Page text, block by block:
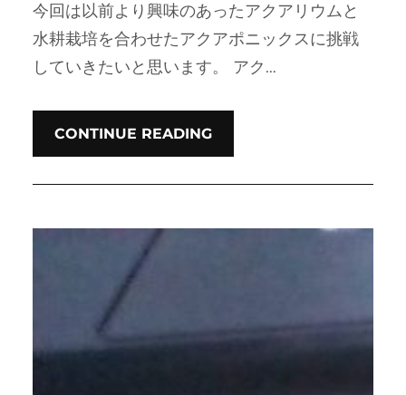
今回は以前より興味のあったアクアリウムと
水耕栽培を合わせたアクアポニックスに挑戦
していきたいと思います。 アク…
CONTINUE READING